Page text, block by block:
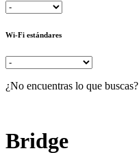
Wi-Fi estándares
¿No encuentras lo que buscas?
Bridge